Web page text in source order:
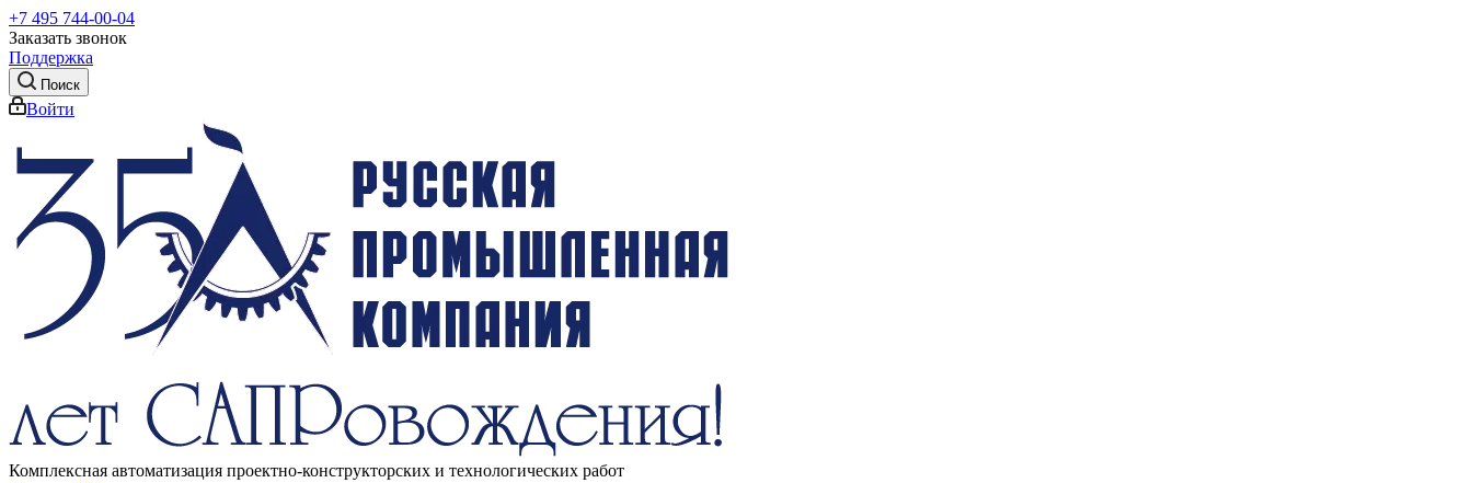
+7 495 744-00-04
Заказать звонок
Поддержка
Поиск
Войти
Комплексная автоматизация проектно-конструкторских и технологических работ